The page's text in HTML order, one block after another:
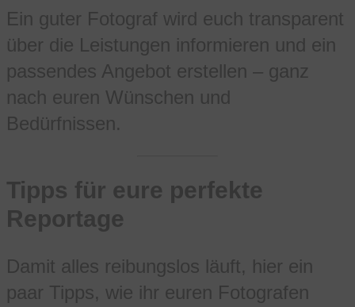
Ein guter Fotograf wird euch transparent
über die Leistungen informieren und ein
passendes Angebot erstellen – ganz
nach euren Wünschen und
Bedürfnissen.
Tipps für eure perfekte
Reportage
Damit alles reibungslos läuft, hier ein
paar Tipps, wie ihr euren Fotografen